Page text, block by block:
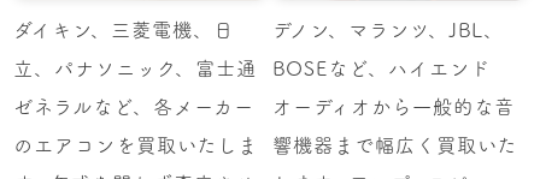
ダイキン、三菱電機、日
立、パナソニック、富士通
ゼネラルなど、各メーカー
のエアコンを買取いたしま
デノン、マランツ、JBL、
BOSEなど、ハイエンド
オーディオから一般的な音
響機器まで幅広く買取いた